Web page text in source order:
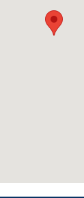
をお伝えいただ
スムーズにご案内で